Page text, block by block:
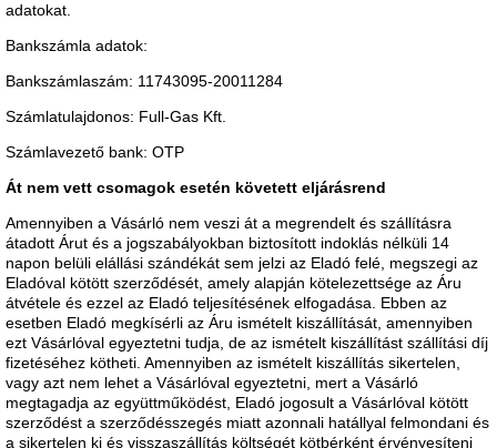
adatokat.
Bankszámla adatok:
Bankszámlaszám: 11743095-20011284
Számlatulajdonos: Full-Gas Kft.
Számlavezető bank: OTP
Át nem vett csomagok esetén követett eljárásrend
Amennyiben a Vásárló nem veszi át a megrendelt és szállításra
átadott Árut és a jogszabályokban biztosított indoklás nélküli 14
napon belüli elállási szándékát sem jelzi az Eladó felé, megszegi az
Eladóval kötött szerződését, amely alapján kötelezettsége az Áru
átvétele és ezzel az Eladó teljesítésének elfogadása. Ebben az
esetben Eladó megkísérli az Áru ismételt kiszállítását, amennyiben
ezt Vásárlóval egyeztetni tudja, de az ismételt kiszállítást szállítási díj
fizetéséhez kötheti. Amennyiben az ismételt kiszállítás sikertelen,
vagy azt nem lehet a Vásárlóval egyeztetni, mert a Vásárló
megtagadja az együttműködést, Eladó jogosult a Vásárlóval kötött
szerződést a szerződésszegés miatt azonnali hatállyal felmondani és
a sikertelen ki és visszaszállítás költségét kötbérként érvényesíteni